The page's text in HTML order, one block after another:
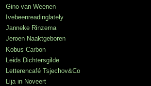
Gino van Weenen
Ivebeenreadinglately
Janneke Rinzema
Jeroen Naaktgeboren
Kobus Carbon
Leids Dichtersgilde
Letterencafé Tsjechov&Co
Lija in Noveert